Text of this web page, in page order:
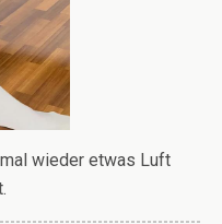
wieder etwas Luft